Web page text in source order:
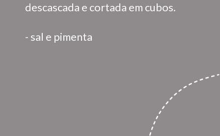
descascada e cortada em cubos.
- sal e pimenta